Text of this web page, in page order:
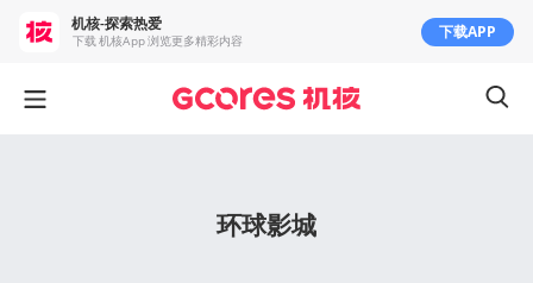
环球影城
机核-探索热爱
下载 机核App 浏览更多精彩内容 下载APP